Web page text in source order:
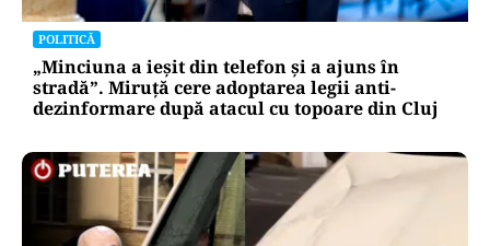
POLITICĂ
„Minciuna a ieșit din telefon și a ajuns în
stradă”. Miruță cere adoptarea legii anti-
dezinformare după atacul cu topoare din Cluj